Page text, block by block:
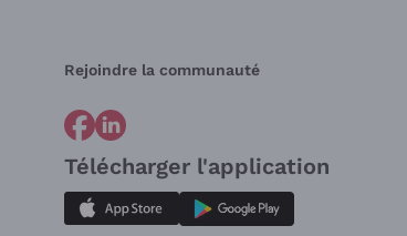
Rejoindre la communauté
Télécharger l'application